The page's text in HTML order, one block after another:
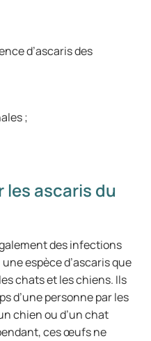
d’ascaris des
;
ascaris du
des infections
espèce d’ascaris que
chats et les chiens. Ils
d’une personne par les
chien ou d’un chat
ces œufs ne